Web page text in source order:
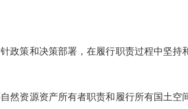
策和决策部署，在履行职责过程中坚持
资源资产所有者职责和履行所有国土空